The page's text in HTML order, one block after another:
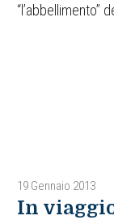
“l’abbellimento”
19 Gennaio 2013
In